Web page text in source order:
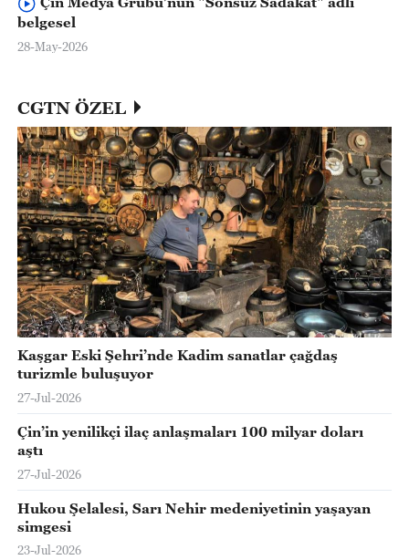
belgesel
28-May-2026
CGTN ÖZEL
Kaşgar Eski Şehri’nde Kadim sanatlar çağdaş
turizmle buluşuyor
27-Jul-2026
Çin’in yenilikçi ilaç anlaşmaları 100 milyar doları
aştı
27-Jul-2026
Hukou Şelalesi, Sarı Nehir medeniyetinin yaşayan
simgesi
23-Jul-2026